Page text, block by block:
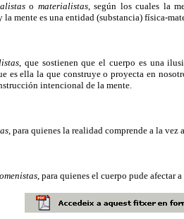
o materialistas, según los cuales la
la mente es una entidad (substancia) física-
, que sostienen que el cuerpo es una
es ella la que construye o proyecta en
intencional de la mente.
, para quienes la realidad comprende a la vez
, para quienes el cuerpo pude afectar